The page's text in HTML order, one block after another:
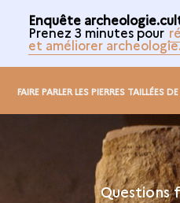
Enquête
Prenez 3 minutes pour
et améliorer
FAIRE PARLER LES PIERRES TAILLÉES
Questions